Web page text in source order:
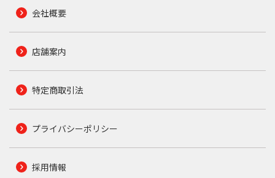
会社概要
店舗案内
特定商取引法
プライバシーポリシー
採用情報